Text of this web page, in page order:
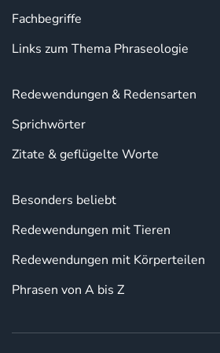
Fachbegriffe
Links zum Thema Phraseologie
Redewendungen & Redensarten
Sprichwörter
Zitate & geflügelte Worte
Besonders beliebt
Redewendungen mit Tieren
Redewendungen mit Körperteilen
Phrasen von A bis Z